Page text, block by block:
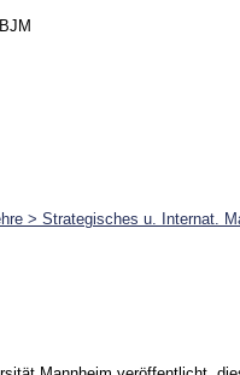
> Strategisches u. Internat.